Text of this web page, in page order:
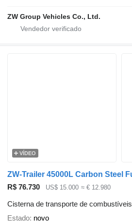
ZW Group Vehicles Co., Ltd.
VÍDEO
R$ 76.730 US$ 15.000 ≈ € 12.980
Cisterna de transporte de combustíveis
Estado novo